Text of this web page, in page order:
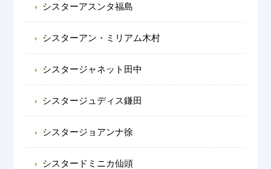
シスターアスンタ福島
シスターアン・ミリアム木村
シスタージャネット田中
シスタージュディス鎌田
シスタージョアンナ徐
シスタードミニカ仙頭